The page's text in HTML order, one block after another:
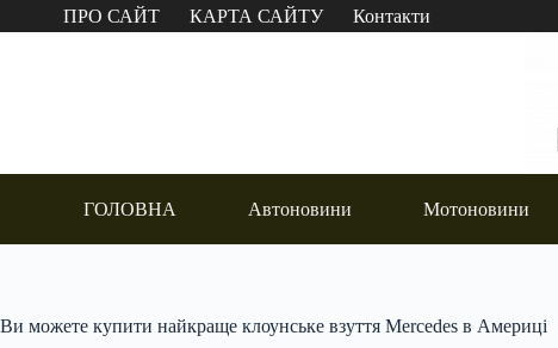
Перейти
до
ПРО САЙТ КАРТА САЙТУ Контакти
ГОЛОВНА Автоновини Мотоновини
Ви можете купити найкраще клоунське взуття Mercedes в Америці